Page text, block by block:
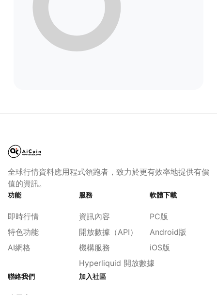
全球行情資料應用程式領跑者，致力於更有效率地提供有價
值的資訊。
功能
即時行情
特色功能
AI網格
服務
資訊內容
開放數據（API）
機構服務
Hyperliquid 開放數據
軟體下載
PC版
Android版
iOS版
聯絡我們 加入社區